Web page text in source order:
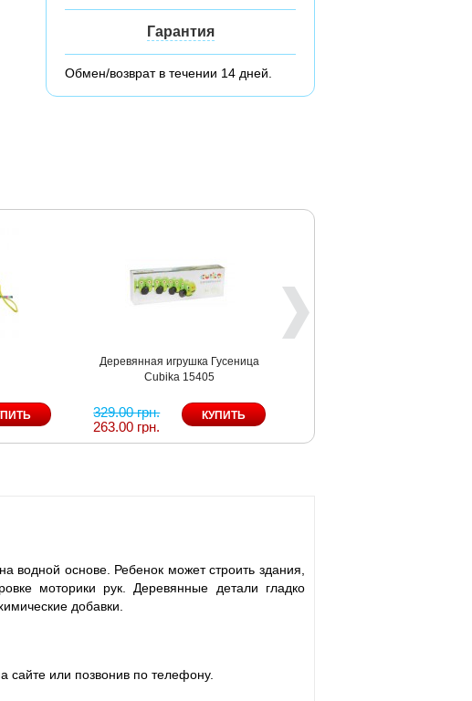
Гарантия
Обмен/возврат в течении 14 дней.
Деревянная игрушка Гусеница
Cubika 15405
329.00 грн.
263.00 грн.
водной основе. Ребенок может строить здания,
моторики рук. Деревянные детали гладко
добавки.
сайте или позвонив по телефону.